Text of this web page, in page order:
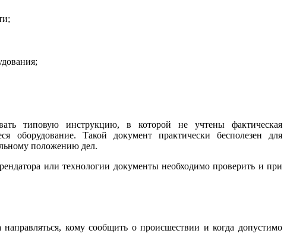
типовую инструкцию, в которой не учтены фактическая
оборудование. Такой документ практически бесполезен для
положению дел.
или технологии документы необходимо проверить и при
кому сообщить о происшествии и когда допустимо